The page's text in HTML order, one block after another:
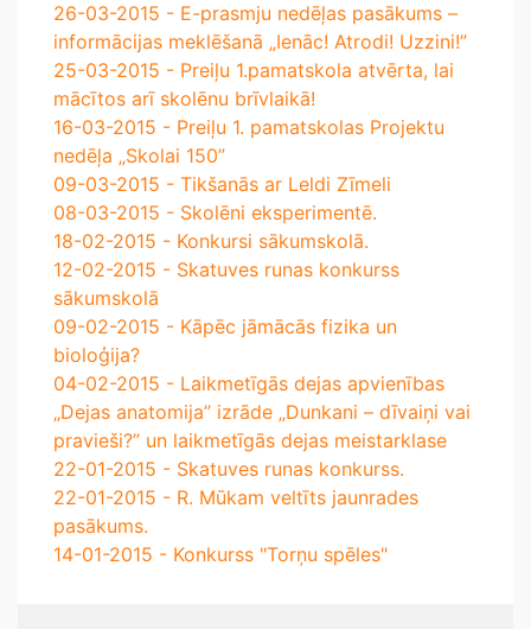
26-03-2015 - E-prasmju nedēļas pasākums –
informācijas meklēšanā „Ienāc! Atrodi! Uzzini!”
25-03-2015 - Preiļu 1.pamatskola atvērta, lai
mācītos arī skolēnu brīvlaikā!
16-03-2015 - Preiļu 1. pamatskolas Projektu
nedēļa „Skolai 150”
09-03-2015 - Tikšanās ar Leldi Zīmeli
08-03-2015 - Skolēni eksperimentē.
18-02-2015 - Konkursi sākumskolā.
12-02-2015 - Skatuves runas konkurss
sākumskolā
09-02-2015 - Kāpēc jāmācās fizika un
bioloģija?
04-02-2015 - Laikmetīgās dejas apvienības
„Dejas anatomija” izrāde „Dunkani – dīvaiņi vai
pravieši?” un laikmetīgās dejas meistarklase
22-01-2015 - Skatuves runas konkurss.
22-01-2015 - R. Mūkam veltīts jaunrades
pasākums.
14-01-2015 - Konkurss "Torņu spēles"